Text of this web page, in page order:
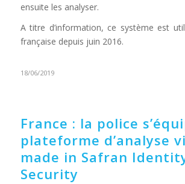
ensuite les analyser.
A titre d’information, ce système est
française depuis juin 2016.
18/06/2019
France : la police
plateforme d’analyse
made in Safran
Security